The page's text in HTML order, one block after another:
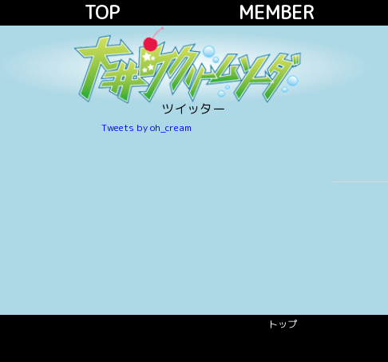
TOP MEMBER
ツイッター
Tweets by oh_cream
トップ